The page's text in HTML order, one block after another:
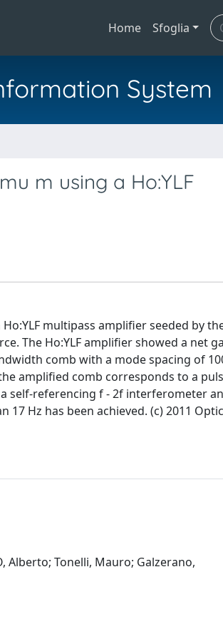
Home Sfoglia
System
m using a Ho:YLF
multipass amplifier seeded by
The Ho:YLF amplifier showed a net
comb with a mode spacing of
amplified comb corresponds to a
self-referencing f - 2f interferometer
Hz has been achieved. (c) 2011
Alberto; Tonelli, Mauro; Galzerano,